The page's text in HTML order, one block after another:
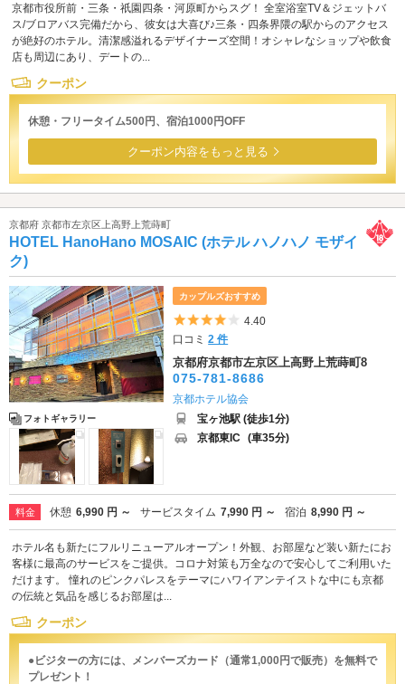
京都市役所前・三条・祇園四条・河原町からスグ！ 全室浴室TV＆ジェットバ
ス/ブロアバス完備だから、彼女は大喜び♪三条・四条界隈の駅からのアクセス
が絶好のホテル。清潔感溢れるデザイナーズ空間！オシャレなショップや飲食
店も周辺にあり、デートの...
クーポン
休憩・フリータイム500円、宿泊1000円OFF
クーポン内容をもっと見る
京都府 京都市左京区上高野上荒蒔町
HOTEL HanoHano MOSAIC (ホテル ハノハノ モザイ
ク)
フォトギャラリー
カップルズおすすめ
5つ星のうち4
4.40
口コミ2 件
京都府京都市左京区上高野上荒蒔町8
075-781-8686
京都ホテル協会
宝ヶ池駅 (徒歩1分)
京都東IC (車35分)
料金 休憩 6,990 円 ～ サービスタイム 7,990 円 ～ 宿泊 8,990 円 ～
ホテル名も新たにフルリニューアルオープン！外観、お部屋など装い新たにお
客様に最高のサービスをご提供。コロナ対策も万全なので安心してご利用いた
だけます。 憧れのピンクパレスをテーマにハワイアンテイストな中にも京都
の伝統と気品を感じるお部屋は...
クーポン
●ビジターの方には、メンバーズカード（通常1,000円で販売）を無料で
プレゼント！